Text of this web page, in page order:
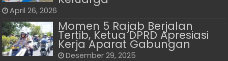
April 26, 2026
Momen 5 Rajab Berjalan
Tertib, Ketua DPRD Apresiasi
Kerja Aparat Gabungan
Desember 29, 2025